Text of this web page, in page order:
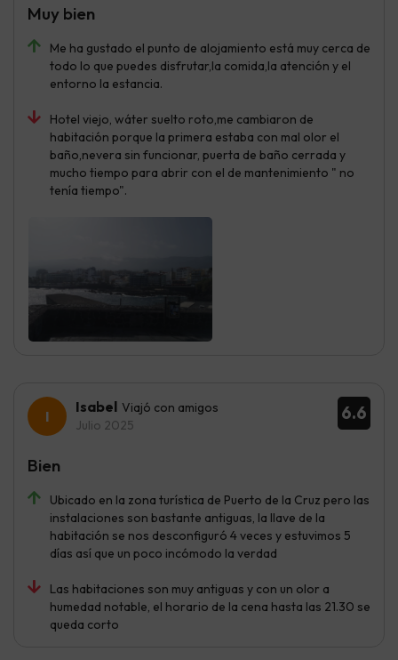
Me ha gustado el punto de alojamiento está muy cerca de
todo lo que puedes disfrutar,la comida,la atención y el
entorno la estancia.
Hotel viejo, wáter suelto roto,me cambiaron de
habitación porque la primera estaba con mal olor el
baño,nevera sin funcionar, puerta de baño cerrada y
mucho tiempo para abrir con el de mantenimiento " no
tenía tiempo".
Muy bien
6.6
Isabel Viajó con amigos
Julio 2025
Ubicado en la zona turística de Puerto de la Cruz pero las
instalaciones son bastante antiguas, la llave de la
habitación se nos desconfiguró 4 veces y estuvimos 5
días así que un poco incómodo la verdad
Las habitaciones son muy antiguas y con un olor a
humedad notable, el horario de la cena hasta las 21.30 se
queda corto
Bien